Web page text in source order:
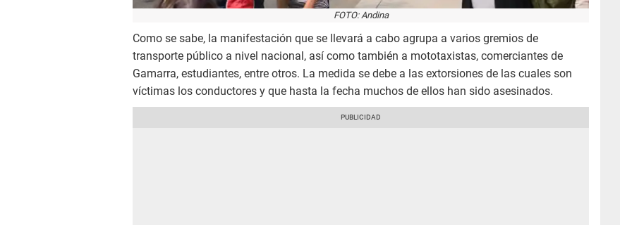
FOTO: Andina
Como se sabe, la manifestación que se llevará a cabo agrupa a varios gremios de
transporte público a nivel nacional, así como también a mototaxistas, comerciantes de
Gamarra, estudiantes, entre otros. La medida se debe a las extorsiones de las cuales son
víctimas los conductores y que hasta la fecha muchos de ellos han sido asesinados.